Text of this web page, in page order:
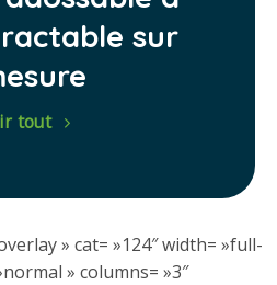
sur
tout
» cat= »124″ width= »full-
» columns= »3″